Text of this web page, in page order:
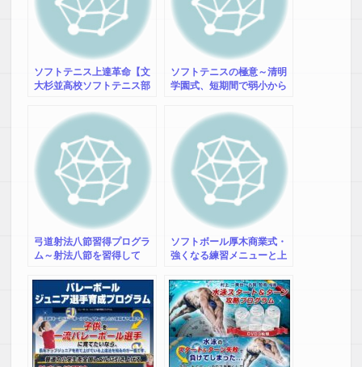
ソフトテニス上達革命【文
大杉並高校ソフトテニス部
修】DVD3枚組
ソフトテニスの極意～清明
学園式、短期間で弱小から
学園ソフトテニス部 高橋
茂 監督】指導・監修
DVD3枚組
弓道射法八節習得プログラ
ム～射法八節を習得して
つ方法～【天皇杯覇者 土佐
正明 監修】
ソフトボール厚木商業式・
強くなる練習メニューと上
争力の秘訣～【厚木商業高
校ソフトボール部監督 宗
方貞徳 監修】